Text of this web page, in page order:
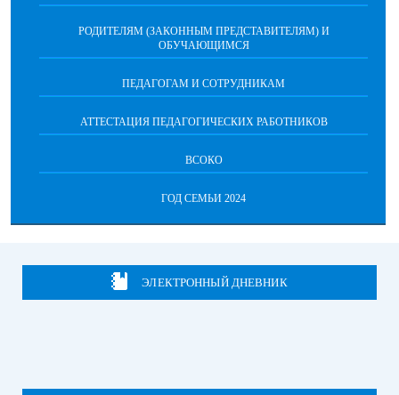
РОДИТЕЛЯМ (ЗАКОННЫМ ПРЕДСТАВИТЕЛЯМ) И
ОБУЧАЮЩИМСЯ
ПЕДАГОГАМ И СОТРУДНИКАМ
АТТЕСТАЦИЯ ПЕДАГОГИЧЕСКИХ РАБОТНИКОВ
ВСОКО
ГОД СЕМЬИ 2024
ЭЛЕКТРОННЫЙ ДНЕВНИК